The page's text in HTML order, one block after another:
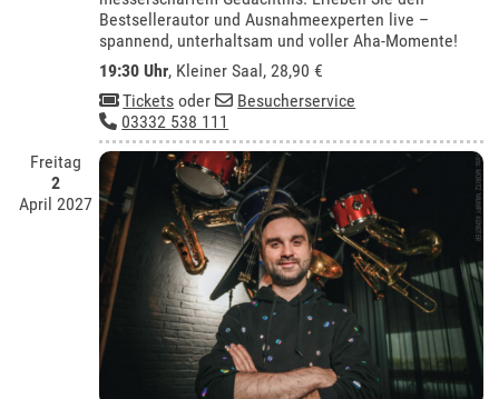
Bestsellerautor und Ausnahmeexperten live –
spannend, unterhaltsam und voller Aha-Momente!
19:30 Uhr, Kleiner Saal, 28,90 €
Tickets oder
Besucherservice
03332 538 111
Freitag
2
April 2027